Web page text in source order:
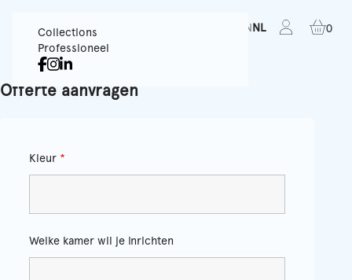
Collections
Professioneel
EN NL 0
Offerte aanvragen
Kleur *
Welke kamer wil je inrichten